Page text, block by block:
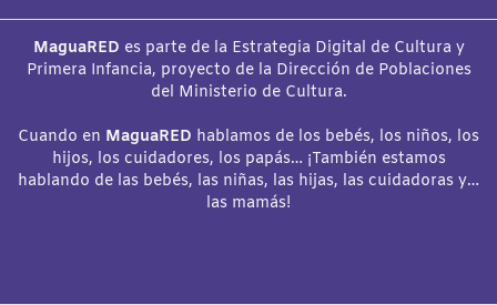
MaguaRED es parte de la Estrategia Digital de Cultura y
Primera Infancia, proyecto de la Dirección de Poblaciones
del Ministerio de Cultura.
Cuando en MaguaRED hablamos de los bebés, los niños, los
hijos, los cuidadores, los papás… ¡También estamos
hablando de las bebés, las niñas, las hijas, las cuidadoras y…
las mamás!